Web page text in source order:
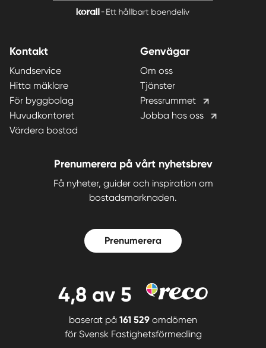
Kontakt
Kundservice
Hitta mäklare
För byggbolag
Huvudkontoret
Värdera bostad
Genvägar
Om oss
Tjänster
Pressrummet
Jobba hos oss
Prenumerera på vårt nyhetsbrev
Få nyheter, guider och inspiration om
bostadsmarknaden.
Prenumerera
4,8 av 5
baserat på 161 529 omdömen
för Svensk Fastighetsförmedling